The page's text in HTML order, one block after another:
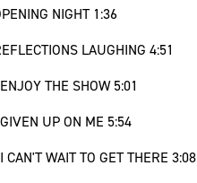
NIGHT 1:36
LAUGHING 4:51
THE SHOW 5:01
UP ON ME 5:54
CAN'T WAIT TO GET THERE 3:08